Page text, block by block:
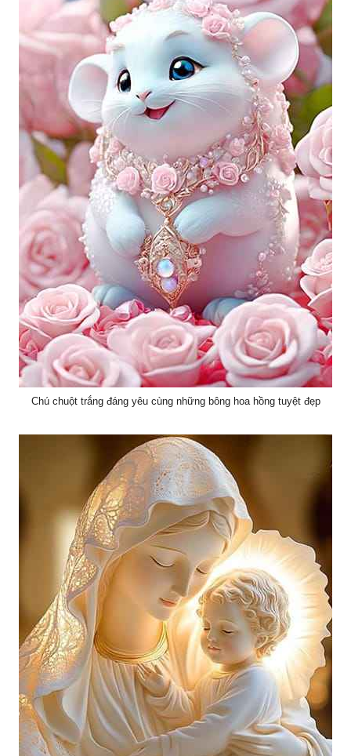
Chú chuột trắng đáng yêu cùng những bông hoa hồng tuyệt đẹp